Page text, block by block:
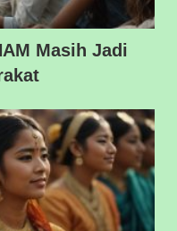
Masih Jadi